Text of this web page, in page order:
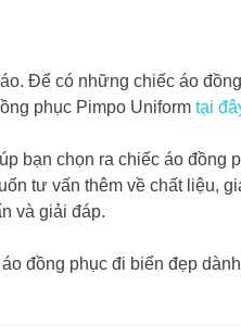
Để có những chiếc áo
phục Pimpo Uniform tại
bạn chọn ra chiếc áo
tư vấn thêm về chất liệu,
và giải đáp.
đồng phục đi biển đẹp